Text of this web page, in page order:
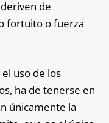
de
fortuito o fuerza
uso de los
ha de tenerse en
únicamente la